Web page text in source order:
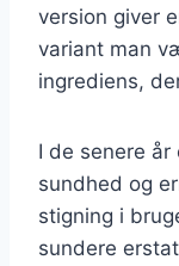
version giver
variant man
ingrediens,
I de senere
sundhed og
stigning i
sundere